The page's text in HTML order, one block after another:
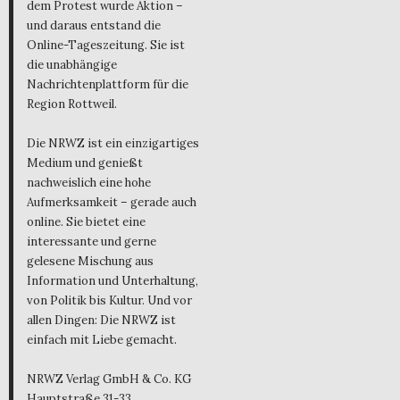
dem Protest wurde Aktion –
und daraus entstand die
Online-Tageszeitung. Sie ist
die unabhängige
Nachrichtenplattform für die
Region Rottweil.
Die NRWZ ist ein einzigartiges
Medium und genießt
nachweislich eine hohe
Aufmerksamkeit – gerade auch
online. Sie bietet eine
interessante und gerne
gelesene Mischung aus
Information und Unterhaltung,
von Politik bis Kultur. Und vor
allen Dingen: Die NRWZ ist
einfach mit Liebe gemacht.
NRWZ Verlag GmbH & Co. KG